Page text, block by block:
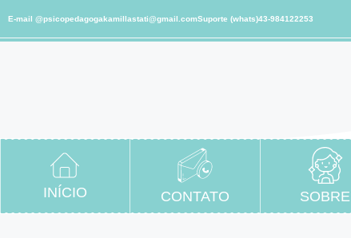
E-mail @psicopedagogakamillastati@gmail.comSuporte (whats)43-984122253
INÍCIO CONTATO SOBRE